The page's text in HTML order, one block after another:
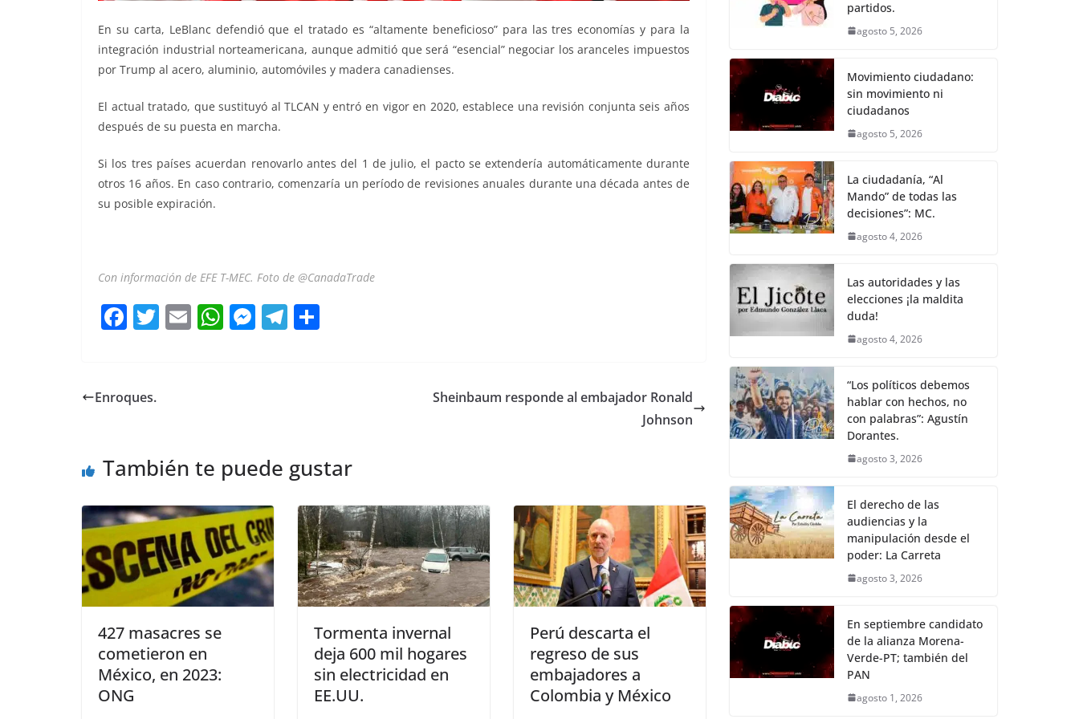
En su carta, LeBlanc defendió que el tratado es “altamente beneficioso” para las tres economías y para la
integración industrial norteamericana, aunque admitió que será “esencial” negociar los aranceles impuestos
por Trump al acero, aluminio, automóviles y madera canadienses.
El actual tratado, que sustituyó al TLCAN y entró en vigor en 2020, establece una revisión conjunta seis años
después de su puesta en marcha.
Si los tres países acuerdan renovarlo antes del 1 de julio, el pacto se extendería automáticamente durante
otros 16 años. En caso contrario, comenzaría un período de revisiones anuales durante una década antes de
su posible expiración.
Con información de EFE T-MEC. Foto de @CanadaTrade
F
e
o
k
T E W
p
M
er
T
Enroques.
Sheinbaum responde al embajador Ronald
Johnson
También te puede gustar
427 masacres se
cometieron en
México, en 2023:
ONG
Tormenta invernal
deja 600 mil hogares
sin electricidad en
EE.UU.
Perú descarta el
regreso de sus
embajadores a
Colombia y México
partidos.
agosto 5, 2026
Movimiento ciudadano:
sin movimiento ni
ciudadanos
agosto 5, 2026
La ciudadanía, “Al
Mando” de todas las
decisiones”: MC.
agosto 4, 2026
Las autoridades y las
elecciones ¡la maldita
duda!
agosto 4, 2026
“Los políticos debemos
hablar con hechos, no
con palabras”: Agustín
Dorantes.
agosto 3, 2026
El derecho de las
audiencias y la
manipulación desde el
poder: La Carreta
agosto 3, 2026
En septiembre candidato
de la alianza Morena-
Verde-PT; también del
PAN
agosto 1, 2026